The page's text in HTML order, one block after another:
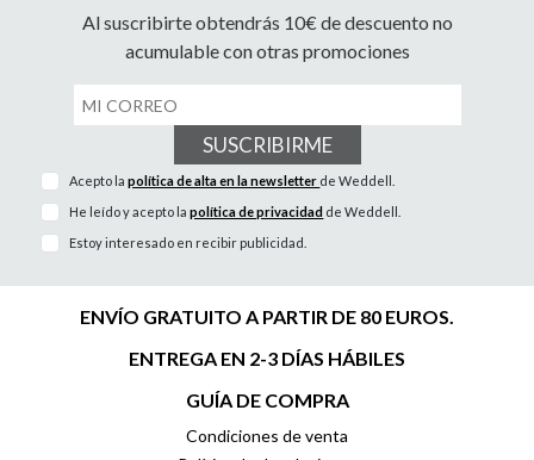
Al suscribirte obtendrás 10€ de descuento no
acumulable con otras promociones
SUSCRIBIRME
Acepto lapolítica de alta en la newsletter de Weddell.
He leído y acepto lapolítica de privacidad de Weddell.
Estoy interesado en recibir publicidad.
ENVÍO GRATUITO A PARTIR DE 80 EUROS.
ENTREGA EN 2-3 DÍAS HÁBILES
GUÍA DE COMPRA
Condiciones de venta